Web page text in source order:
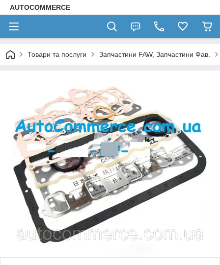
AUTOCOMMERCE
Товари та послуги Запчастини FAW, Запчастини Фав.